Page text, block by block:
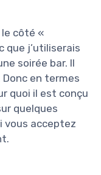
côté «
que j’utiliserais
soirée bar. Il
en termes
quoi il est conçu
quelques
vous acceptez